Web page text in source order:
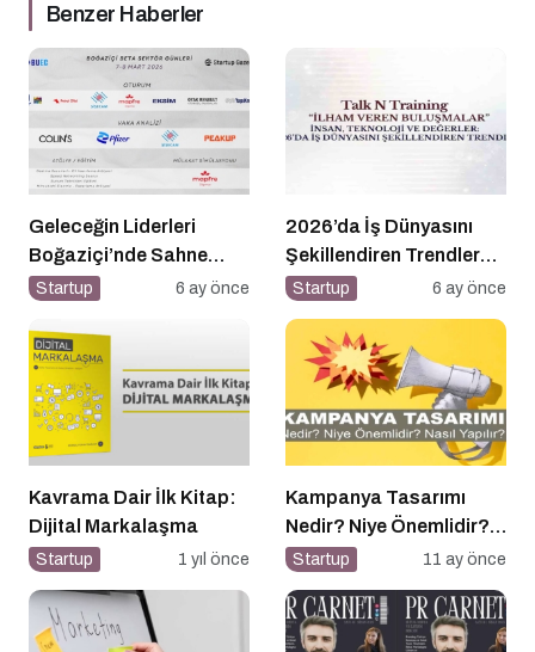
Benzer Haberler
Geleceğin Liderleri
Boğaziçi’nde Sahne
Alıyor
Startup 6 ay önce
2026’da İş Dünyasını
Şekillendiren Trendler
Talk N Training “İlham
Serisinde!
Startup 6 ay önce
Kavrama Dair İlk Kitap:
Dijital Markalaşma
Startup 1 yıl önce
Kampanya Tasarımı
Nedir? Niye Önemlidir?
Kampanya Tasarımı
Startup 11 ay önce